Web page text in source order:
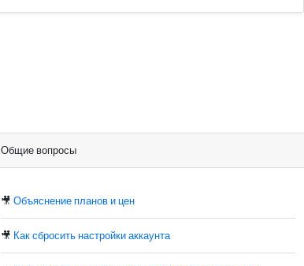
Общие вопросы
🎥Объяснение планов и цен
🎥 Как сбросить настройки аккаунта